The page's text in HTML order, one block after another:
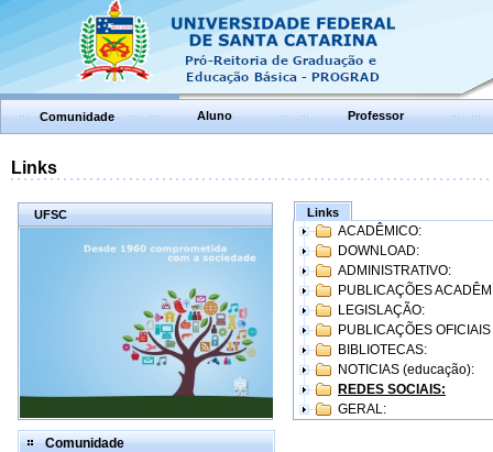
Comunidade Aluno Professor
Links
UFSC
Comunidade
Links
ACADÊMICO:
DOWNLOAD:
ADMINISTRATIVO:
PUBLICAÇÕES
LEGISLAÇÃO:
PUBLICAÇÕES
BIBLIOTECAS:
NOTICIAS (educação):
REDES SOCIAIS:
GERAL: